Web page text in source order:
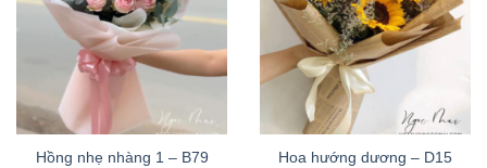
Hồng nhẹ nhàng 1 – B79
Hoa hướng dương – D15